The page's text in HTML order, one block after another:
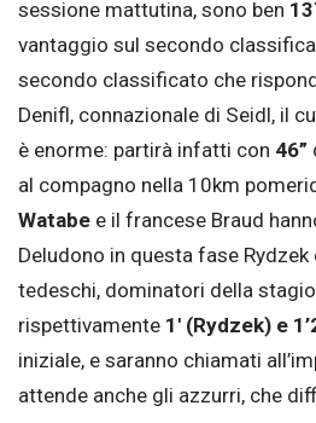
sessione mattutina, sono ben
vantaggio sul secondo
secondo classificato che
Denifl, connazionale di Seidl, il
è enorme: partirà infatti con 46”
al compagno nella 10km
Watabe e il francese Braud
Deludono in questa fase Rydzek
tedeschi, dominatori della
rispettivamente 1′ (Rydzek) e
iniziale, e saranno chiamati
attende anche gli azzurri, che